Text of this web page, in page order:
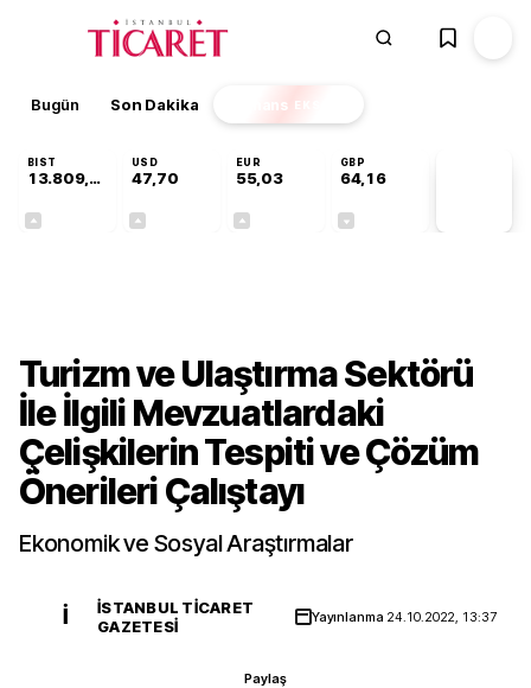
Bugün Son Dakika Finans EKSTRA
BIST
13.809,07
USD
47,70
EUR
55,03
GBP
64,16
Turizm ve Ulaştırma Sektörü
İle İlgili Mevzuatlardaki
Çelişkilerin Tespiti ve Çözüm
Önerileri Çalıştayı
Ekonomik ve Sosyal Araştırmalar
İ
İSTANBUL TICARET
GAZETESI
Yayınlanma 24.10.2022, 13:37
Paylaş